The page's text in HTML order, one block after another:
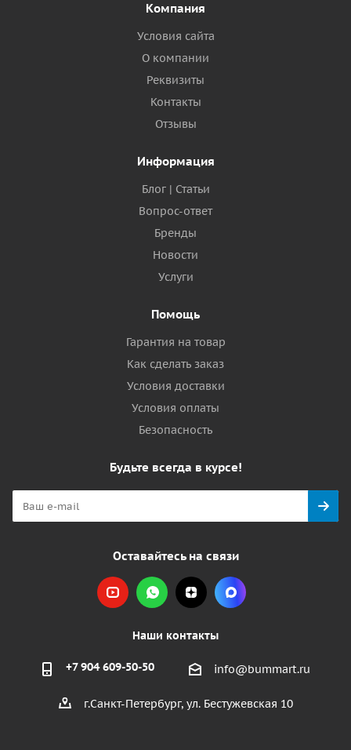
Компания
Условия сайта
О компании
Реквизиты
Контакты
Отзывы
Информация
Блог | Статьи
Вопрос-ответ
Бренды
Новости
Услуги
Помощь
Гарантия на товар
Как сделать заказ
Условия доставки
Условия оплаты
Безопасность
Будьте всегда в курсе!
Оставайтесь на связи
Наши контакты
+7 904 609-50-50 info@bummart.ru
г.Санкт-Петербург, ул. Бестужевская 10